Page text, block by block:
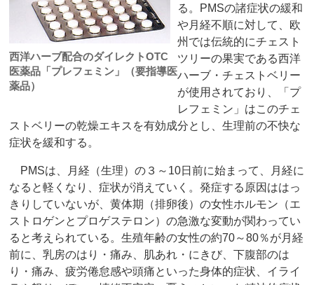
西洋ハーブ配合のダイレクトOTC
医薬品「プレフェミン」（要指導医
薬品）
る。PMSの諸症状の緩和
や月経不順に対して、欧
州では伝統的にチェスト
ツリーの果実である西洋
ハーブ・チェストベリー
が使用されており、「プ
レフェミン」はこのチェ
ストベリーの乾燥エキスを有効成分とし、生理前の不快な
症状を緩和する。
PMSは、月経（生理）の３～10日前に始まって、月経に
なると軽くなり、症状が消えていく。発症する原因ははっ
きりしていないが、黄体期（排卵後）の女性ホルモン（エ
ストロゲンとプロゲステロン）の急激な変動が関わってい
ると考えられている。生殖年齢の女性の約70～80％が月経
前に、乳房のはり・痛み、肌あれ・にきび、下腹部のは
り・痛み、疲労倦怠感や頭痛といった身体的症状、イライ